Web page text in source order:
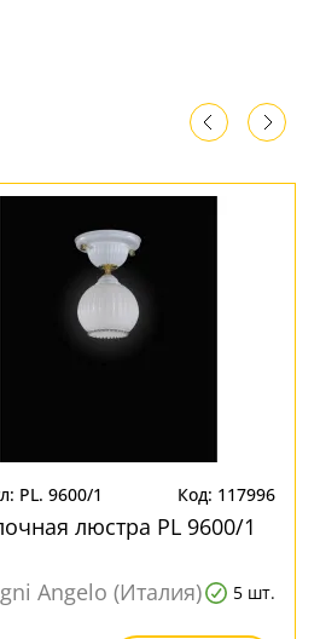
PL. 9600/1 Код: 117996
люстра PL 9600/1
Angelo (Италия) 5 шт.